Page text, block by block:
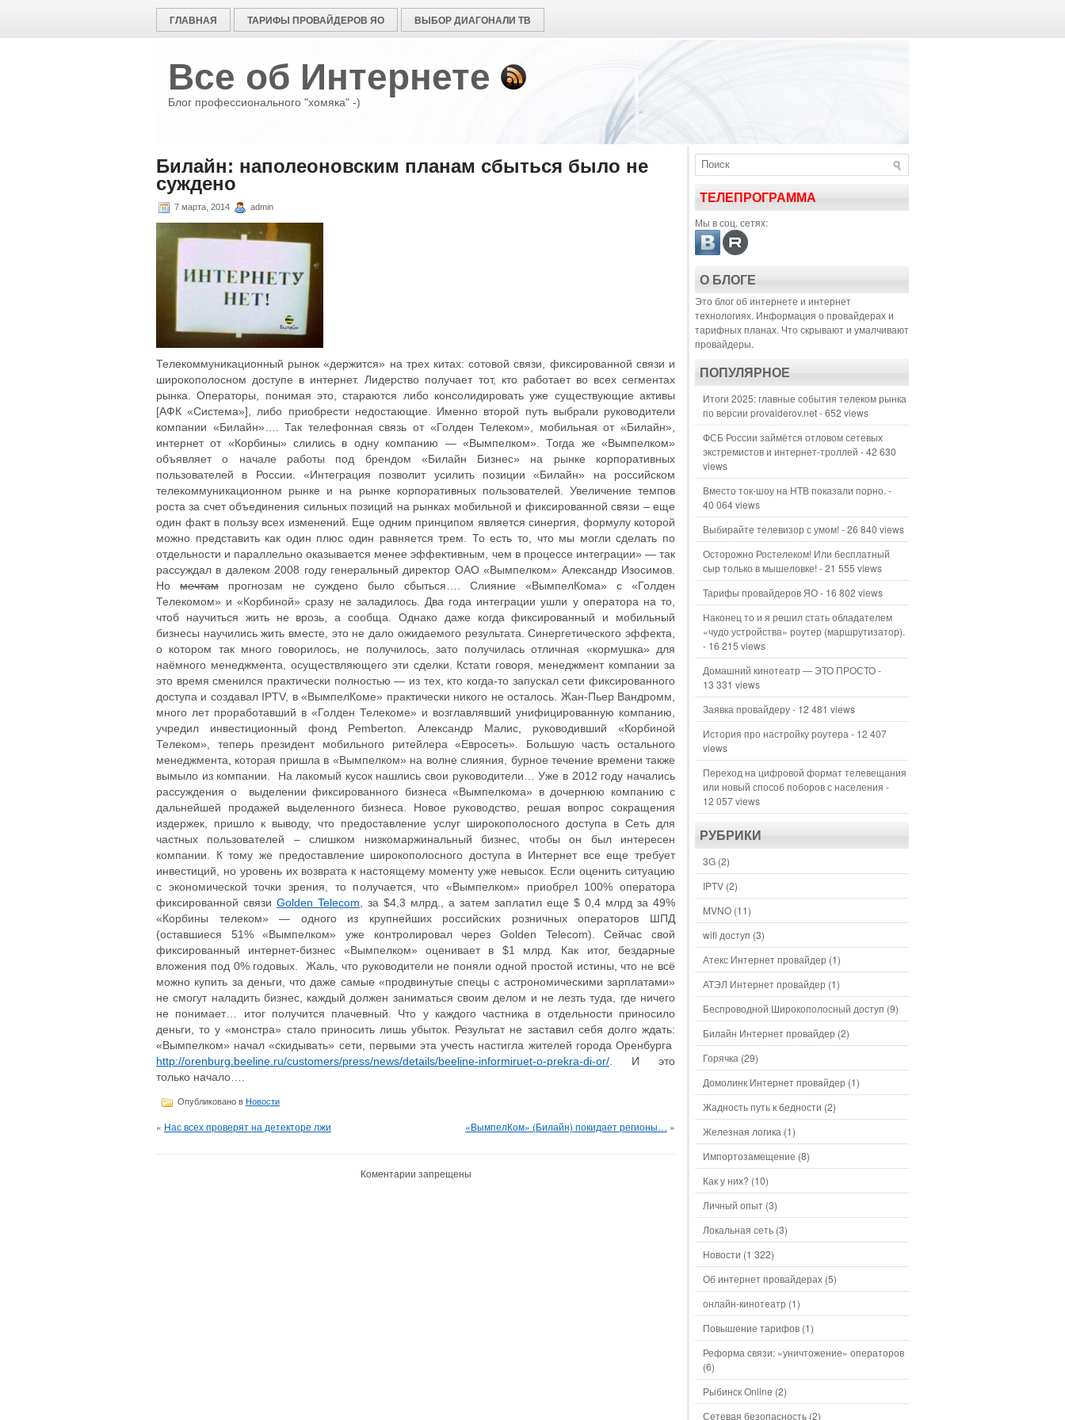
ГЛАВНАЯ ТАРИФЫ ПРОВАЙДЕРОВ ЯО ВЫБОР ДИАГОНАЛИ ТВ
Все об Интернете
Блог профессионального "хомяка" -)
Билайн: наполеоновским планам сбыться было не
суждено
7 марта, 2014 admin
Телекоммуникационный рынок «держится» на трех китах: сотовой связи, фиксированной связи и
широкополосном доступе в интернет. Лидерство получает тот, кто работает во всех сегментах
рынка. Операторы, понимая это, стараются либо консолидировать уже существующие активы
[АФК «Система»], либо приобрести недостающие. Именно второй путь выбрали руководители
компании «Билайн»…. Так телефонная связь от «Голден Телеком», мобильная от «Билайн»,
интернет от «Корбины» слились в одну компанию — «Вымпелком». Тогда же «Вымпелком»
объявляет о начале работы под брендом «Билайн Бизнес» на рынке корпоративных
пользователей в России. «Интеграция позволит усилить позиции «Билайн» на российском
телекоммуникационном рынке и на рынке корпоративных пользователей. Увеличение темпов
роста за счет объединения сильных позиций на рынках мобильной и фиксированной связи – еще
один факт в пользу всех изменений. Еще одним принципом является синергия, формулу которой
можно представить как один плюс один равняется трем. То есть то, что мы могли сделать по
отдельности и параллельно оказывается менее эффективным, чем в процессе интеграции» — так
рассуждал в далеком 2008 году генеральный директор ОАО «Вымпелком» Александр Изосимов.
Но мечтам прогнозам не суждено было сбыться…. Слияние «ВымпелКома» с «Голден
Телекомом» и «Корбиной» сразу не заладилось. Два года интеграции ушли у оператора на то,
чтоб научиться жить не врозь, а сообща. Однако даже когда фиксированный и мобильный
бизнесы научились жить вместе, это не дало ожидаемого результата. Синергетического эффекта,
о котором так много говорилось, не получилось, зато получилась отличная «кормушка» для
наёмного менеджмента, осуществляющего эти сделки. Кстати говоря, менеджмент компании за
это время сменился практически полностью — из тех, кто когда-то запускал сети фиксированного
доступа и создавал IPTV, в «ВымпелКоме» практически никого не осталось. Жан-Пьер Вандромм,
много лет проработавший в «Голден Телекоме» и возглавлявший унифицированную компанию,
учредил инвестиционный фонд Pemberton. Александр Малис, руководивший «Корбиной
Телеком», теперь президент мобильного ритейлера «Евросеть». Большую часть остального
менеджмента, которая пришла в «Вымпелком» на волне слияния, бурное течение времени также
вымыло из компании. На лакомый кусок нашлись свои руководители… Уже в 2012 году начались
рассуждения о выделении фиксированного бизнеса «Вымпелкома» в дочернюю компанию с
дальнейшей продажей выделенного бизнеса. Новое руководство, решая вопрос сокращения
издержек, пришло к выводу, что предоставление услуг широкополосного доступа в Сеть для
частных пользователей – слишком низкомаржинальный бизнес, чтобы он был интересен
компании. К тому же предоставление широкополосного доступа в Интернет все еще требует
инвестиций, но уровень их возврата к настоящему моменту уже невысок. Если оценить ситуацию
с экономической точки зрения, то получается, что «Вымпелком» приобрел 100% оператора
фиксированной связи Golden Telecom , за $4,3 млрд., а затем заплатил еще $ 0,4 млрд за 49%
«Корбины телеком» — одного из крупнейших российских розничных операторов ШПД
(оставшиеся 51% «Вымпелком» уже контролировал через Golden Telecom). Сейчас свой
фиксированный интернет-бизнес «Вымпелком» оценивает в $1 млрд. Как итог, бездарные
вложения под 0% годовых. Жаль, что руководители не поняли одной простой истины, что не всё
можно купить за деньги, что даже самые «продвинутые спецы с астрономическими зарплатами»
не смогут наладить бизнес, каждый должен заниматься своим делом и не лезть туда, где ничего
не понимает… итог получится плачевный. Что у каждого частника в отдельности приносило
деньги, то у «монстра» стало приносить лишь убыток. Результат не заставил себя долго ждать:
«Вымпелком» начал «скидывать» сети, первыми эта учесть настигла жителей города Оренбурга
http://orenburg.beeline.ru/customers/press/news/details/beeline-informiruet-o-prekra-di-or/ . И это
только начало….
Опубликовано в Новости
« Нас всех проверят на детекторе лжи «ВымпелКом» (Билайн) покидает регионы… »
Коментарии запрещены
ТЕЛЕПРОГРАММА
Мы в соц. сетях:
О БЛОГЕ
Это блог об интернете и интернет
технологиях. Информация о провайдерах и
тарифных планах. Что скрывают и умалчивают
провайдеры.
ПОПУЛЯРНОЕ
Итоги 2025: главные события телеком рынка
по версии provaiderov.net- 652 views
ФСБ России займётся отловом сетевых
экстремистов и интернет-троллей - 42 630
views
Вместо ток-шоу на НТВ показали порно. -
40 064 views
Выбирайте телевизор с умом!- 26 840 views
Осторожно Ростелеком! Или бесплатный
сыр только в мышеловке!- 21 555 views
Тарифы провайдеров ЯО- 16 802 views
Наконец то и я решил стать обладателем
«чудо устройства» роутер (маршрутизатор).
- 16 215 views
Домашний кинотеатр — ЭТО ПРОСТО-
13 331 views
Заявка провайдеру- 12 481 views
История про настройку роутера - 12 407
views
Переход на цифровой формат телевещания
или новый способ поборов с населения -
12 057 views
РУБРИКИ
3G (2)
IPTV (2)
MVNO (11)
wifi доступ (3)
Атекс Интернет провайдер (1)
АТЭЛ Интернет провайдер (1)
Беспроводной Широкополосный доступ (9)
Билайн Интернет провайдер (2)
Горячка (29)
Домолинк Интернет провайдер (1)
Жадность путь к бедности (2)
Железная логика (1)
Импортозамещение (8)
Как у них? (10)
Личный опыт (3)
Локальная сеть (3)
Новости (1 322)
Об интернет провайдерах (5)
онлайн-кинотеатр (1)
Повышение тарифов (1)
Реформа связи: «уничтожение» операторов
(6)
Рыбинск Online (2)
Сетевая безопасность (2)